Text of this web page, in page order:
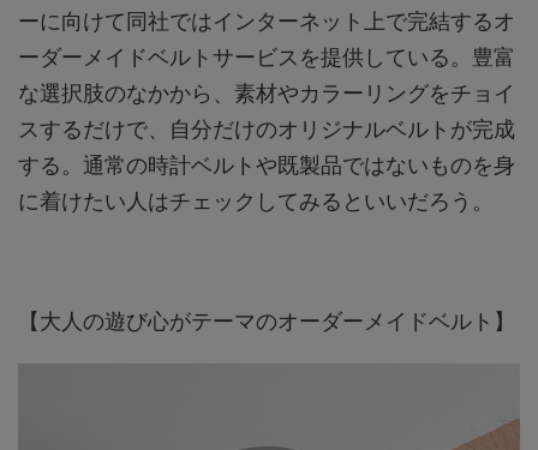
ーに向けて同社ではインターネット上で完結するオ
ーダーメイドベルトサービスを提供している。豊富
な選択肢のなかから、素材やカラーリングをチョイ
スするだけで、自分だけのオリジナルベルトが完成
する。通常の時計ベルトや既製品ではないものを身
に着けたい人はチェックしてみるといいだろう。
【大人の遊び心がテーマのオーダーメイドベルト】